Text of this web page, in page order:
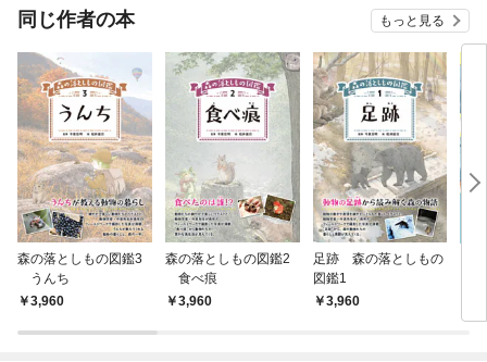
た
ミ
同じ作者の本 もっと見る
森の落としもの図鑑3
うんち
3,960
森の落としもの図鑑2
食べ痕
3,960
足跡 森の落としもの
図鑑1
3,960